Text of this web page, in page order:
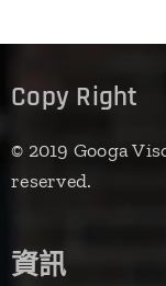
Copy Right
© 2019 Googa
reserved.
資訊